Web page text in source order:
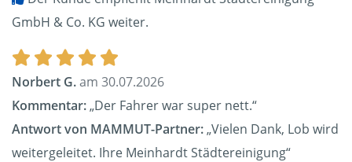
GmbH & Co. KG weiter.
Norbert G.am 30.07.2026
Kommentar:„Der Fahrer war super nett.“
Antwort von MAMMUT-Partner:„Vielen Dank, Lob wird
weitergeleitet. Ihre Meinhardt Städtereinigung“